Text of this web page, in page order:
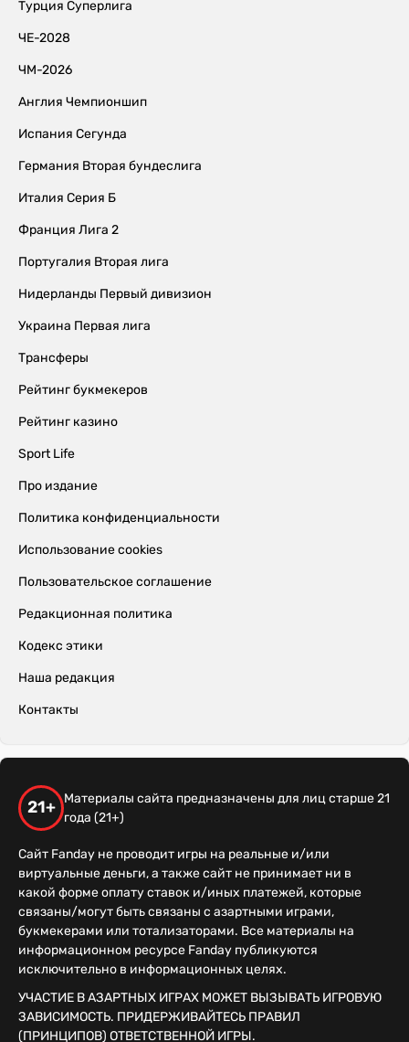
Турция Суперлига
ЧЕ-2028
ЧМ-2026
Англия Чемпионшип
Испания Сегунда
Германия Вторая бундеслига
Италия Серия Б
Франция Лига 2
Португалия Вторая лига
Нидерланды Первый дивизион
Украина Первая лига
Трансферы
Рейтинг букмекеров
Рейтинг казино
Sport Life
Про издание
Политика конфиденциальности
Использование cookies
Пользовательское соглашение
Редакционная политика
Кодекс этики
Наша редакция
Контакты
21+
Материалы сайта предназначены для лиц старше 21
года (21+)
Сайт Fanday не проводит игры на реальные и/или
виртуальные деньги, а также сайт не принимает ни в
какой форме оплату ставок и/иных платежей, которые
связаны/могут быть связаны с азартными играми,
букмекерами или тотализаторами. Все материалы на
информационном ресурсе Fanday публикуются
исключительно в информационных целях.
УЧАСТИЕ В АЗАРТНЫХ ИГРАХ МОЖЕТ ВЫЗЫВАТЬ ИГРОВУЮ
ЗАВИСИМОСТЬ. ПРИДЕРЖИВАЙТЕСЬ ПРАВИЛ
(ПРИНЦИПОВ) ОТВЕТСТВЕННОЙ ИГРЫ.